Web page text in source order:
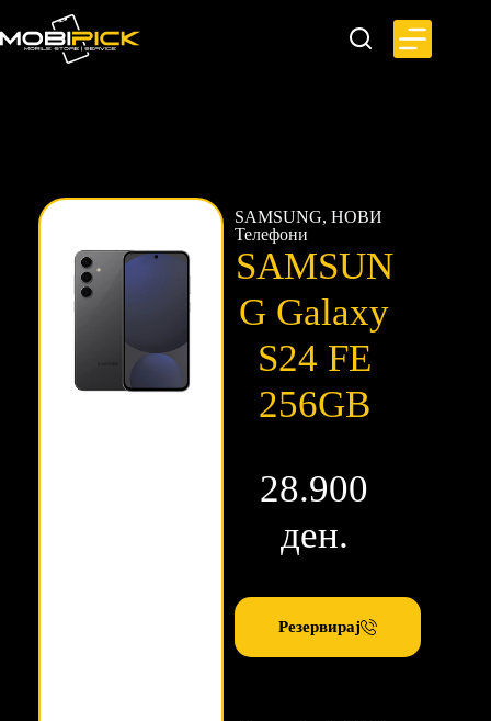
SAMSUNG, НОВИ
Телефони
SAMSUN
G Galaxy
S24 FE
256GB
28.900
ден.
Резервирај